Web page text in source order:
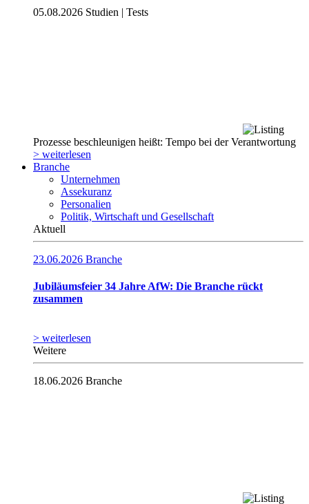
05.08.2026 Studien | Tests
Prozesse beschleunigen heißt: Tempo bei der Verantwortung
> weiterlesen
Branche
Unternehmen
Assekuranz
Personalien
Politik, Wirtschaft und Gesellschaft
Aktuell
23.06.2026 Branche
Jubiläumsfeier 34 Jahre AfW: Die Branche rückt
zusammen
> weiterlesen
Weitere
18.06.2026 Branche